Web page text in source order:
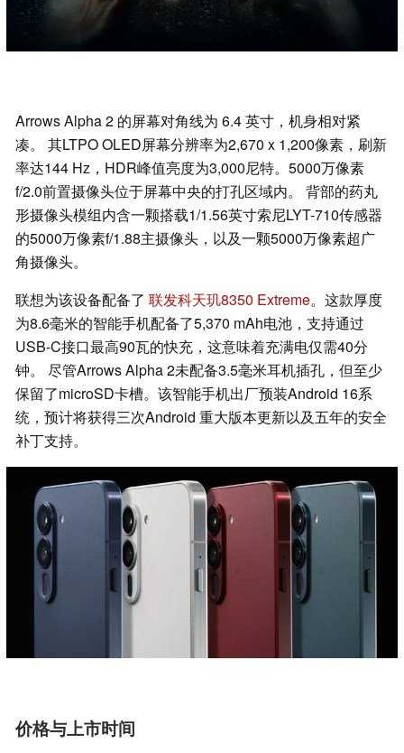
Arrows Alpha 2 的屏幕对角线为 6.4 英寸，机身相对紧
凑。 其LTPO OLED屏幕分辨率为2,670 x 1,200像素，刷新
率达144 Hz，HDR峰值亮度为3,000尼特。5000万像素
f/2.0前置摄像头位于屏幕中央的打孔区域内。 背部的药丸
形摄像头模组内含一颗搭载1/1.56英寸索尼LYT-710传感器
的5000万像素f/1.88主摄像头，以及一颗5000万像素超广
角摄像头。
联想为该设备配备了 联发科天玑8350 Extreme。这款厚度
为8.6毫米的智能手机配备了5,370 mAh电池，支持通过
USB-C接口最高90瓦的快充，这意味着充满电仅需40分
钟。 尽管Arrows Alpha 2未配备3.5毫米耳机插孔，但至少
保留了microSD卡槽。该智能手机出厂预装Android 16系
统，预计将获得三次Android 重大版本更新以及五年的安全
补丁支持。
价格与上市时间